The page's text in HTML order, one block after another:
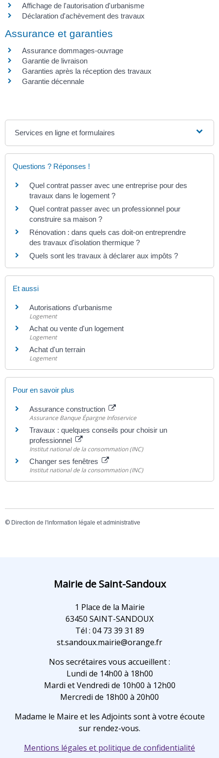
Affichage de l'autorisation d'urbanisme
Déclaration d'achèvement des travaux
Assurance et garanties
Assurance dommages-ouvrage
Garantie de livraison
Garanties après la réception des travaux
Garantie décennale
Services en ligne et formulaires
Questions ? Réponses !
Quel contrat passer avec une entreprise pour des
travaux dans le logement ?
Quel contrat passer avec un professionnel pour
construire sa maison ?
Rénovation : dans quels cas doit-on entreprendre
des travaux d'isolation thermique ?
Quels sont les travaux à déclarer aux impôts ?
Et aussi
Autorisations d'urbanisme
Logement
Achat ou vente d'un logement
Logement
Achat d'un terrain
Logement
Pour en savoir plus
Assurance construction
Assurance Banque Épargne Infoservice
Travaux : quelques conseils pour choisir un
professionnel
Institut national de la consommation (INC)
Changer ses fenêtres
Institut national de la consommation (INC)
© Direction de l'information légale et administrative
Mairie de Saint-Sandoux
1 Place de la Mairie
63450 SAINT-SANDOUX
Tél : 04 73 39 31 89
st.sandoux.mairie@orange.fr
Nos secrétaires vous accueillent :
Lundi de 14h00 à 18h00
Mardi et Vendredi de 10h00 à 12h00
Mercredi de 18h00 à 20h00
Madame le Maire et les Adjoints sont à votre écoute
sur rendez-vous.
Mentions légales et politique de confidentialité